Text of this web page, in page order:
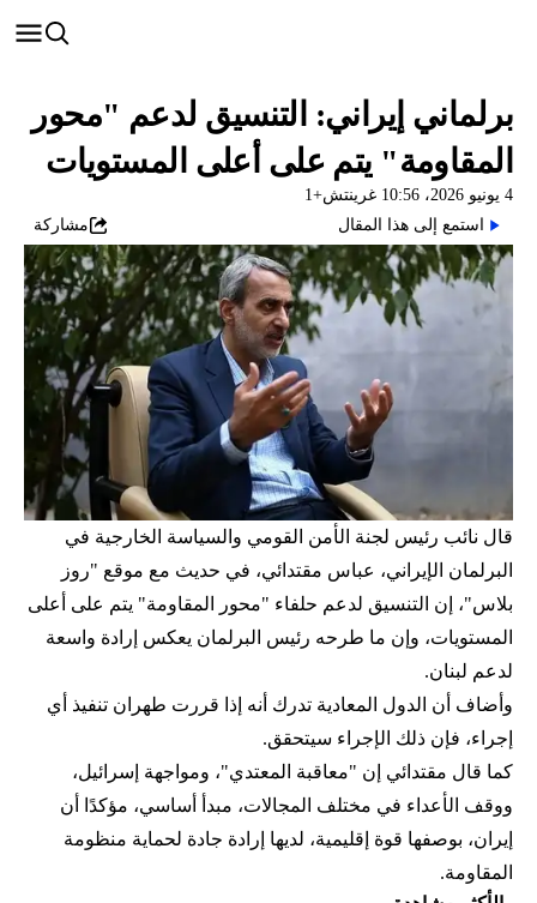
برلماني إيراني: التنسيق لدعم "محور
المقاومة" يتم على أعلى المستويات
4 يونيو 2026، 10:56 غرينتش+1
استمع إلى هذا المقال
مشاركة
قال نائب رئيس لجنة الأمن القومي والسياسة الخارجية في
البرلمان الإيراني، عباس مقتدائي، في حديث مع موقع "روز
بلاس"، إن التنسيق لدعم حلفاء "محور المقاومة" يتم على أعلى
المستويات، وإن ما طرحه رئيس البرلمان يعكس إرادة واسعة
لدعم لبنان.
وأضاف أن الدول المعادية تدرك أنه إذا قررت طهران تنفيذ أي
إجراء، فإن ذلك الإجراء سيتحقق.
كما قال مقتدائي إن "معاقبة المعتدي"، ومواجهة إسرائيل،
ووقف الأعداء في مختلف المجالات، مبدأ أساسي، مؤكدًا أن
إيران، بوصفها قوة إقليمية، لديها إرادة جادة لحماية منظومة
المقاومة.